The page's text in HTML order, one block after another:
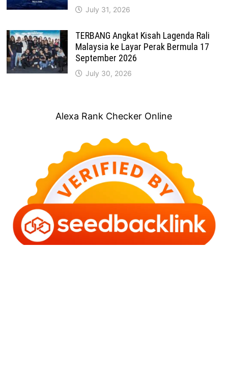
July 31, 2026
TERBANG Angkat Kisah Lagenda Rali
Malaysia ke Layar Perak Bermula 17
September 2026
July 30, 2026
Alexa Rank Checker Online